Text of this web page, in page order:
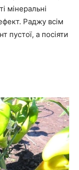
мінеральні
Раджу всім
пустої, а посіяти